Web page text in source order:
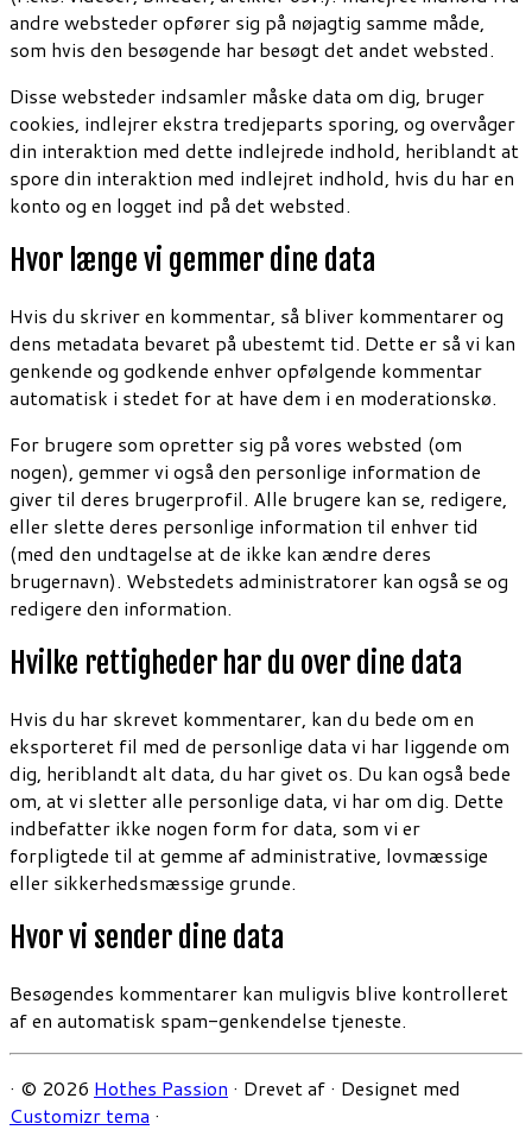
andre websteder opfører sig på nøjagtig samme måde,
som hvis den besøgende har besøgt det andet websted.
Disse websteder indsamler måske data om dig, bruger
cookies, indlejrer ekstra tredjeparts sporing, og overvåger
din interaktion med dette indlejrede indhold, heriblandt at
spore din interaktion med indlejret indhold, hvis du har en
konto og en logget ind på det websted.
Hvor længe vi gemmer dine data
Hvis du skriver en kommentar, så bliver kommentarer og
dens metadata bevaret på ubestemt tid. Dette er så vi kan
genkende og godkende enhver opfølgende kommentar
automatisk i stedet for at have dem i en moderationskø.
For brugere som opretter sig på vores websted (om
nogen), gemmer vi også den personlige information de
giver til deres brugerprofil. Alle brugere kan se, redigere,
eller slette deres personlige information til enhver tid
(med den undtagelse at de ikke kan ændre deres
brugernavn). Webstedets administratorer kan også se og
redigere den information.
Hvilke rettigheder har du over dine data
Hvis du har skrevet kommentarer, kan du bede om en
eksporteret fil med de personlige data vi har liggende om
dig, heriblandt alt data, du har givet os. Du kan også bede
om, at vi sletter alle personlige data, vi har om dig. Dette
indbefatter ikke nogen form for data, som vi er
forpligtede til at gemme af administrative, lovmæssige
eller sikkerhedsmæssige grunde.
Hvor vi sender dine data
Besøgendes kommentarer kan muligvis blive kontrolleret
af en automatisk spam-genkendelse tjeneste.
· © 2026 Hothes Passion · Drevet af · Designet med
Customizr tema ·